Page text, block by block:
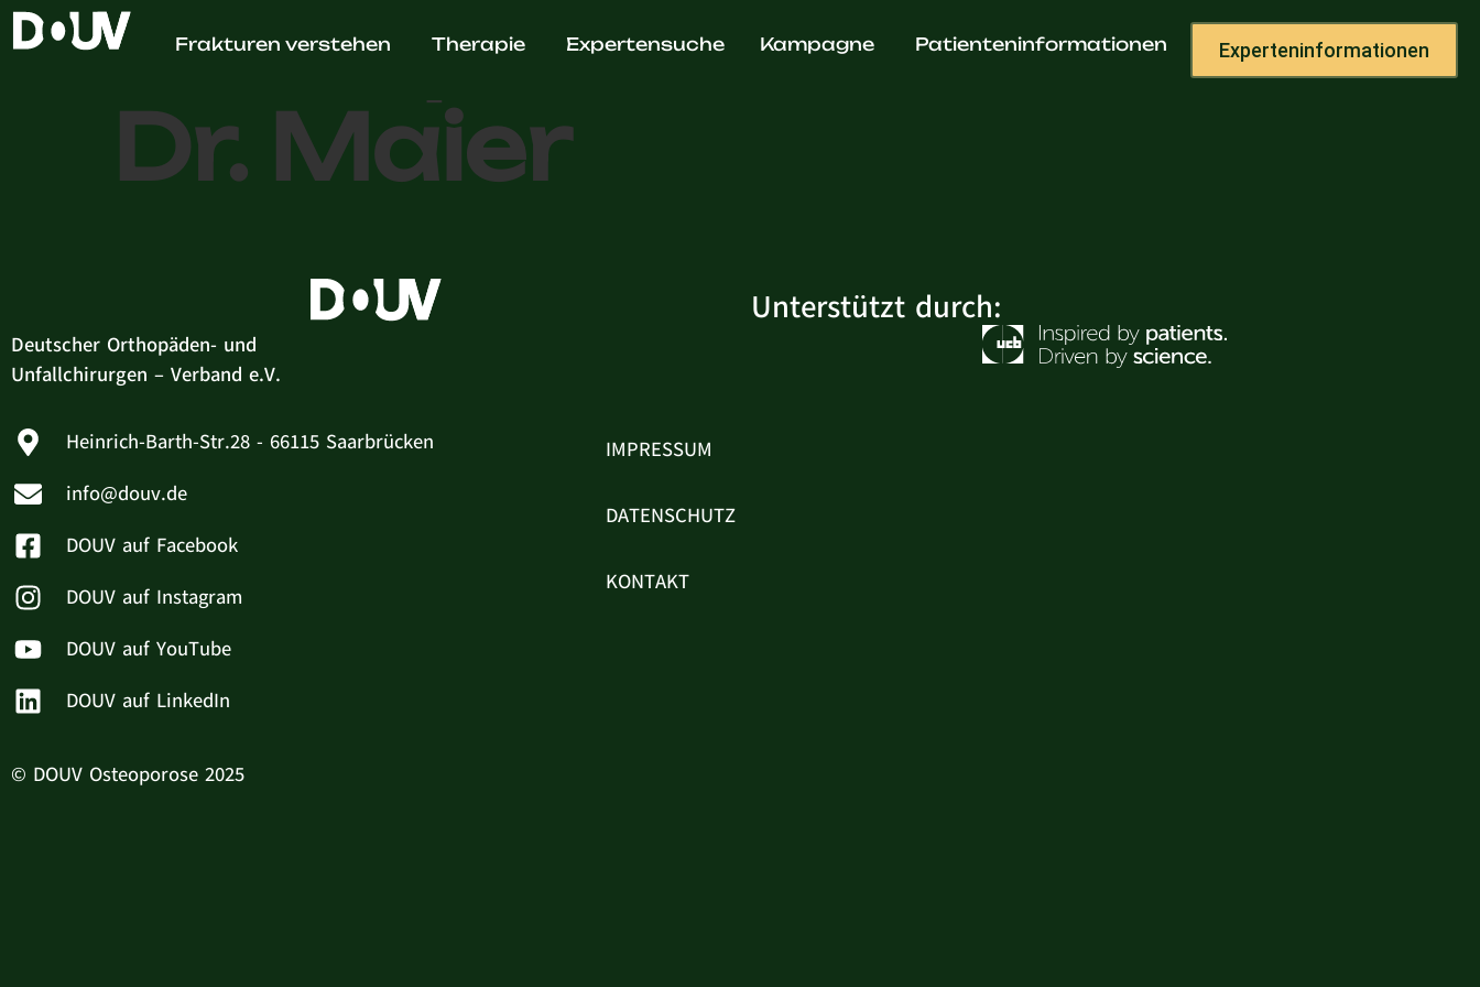
Frakturen verstehen Therapie Expertensuche Kampagne Patienteninformationen Experteninformationen
Orthopädische Praxis
Dr. Maier
Deutscher Orthopäden- und
Unfallchirurgen – Verband e.V.
Unterstützt durch:
Heinrich-Barth-Str.28 - 66115 Saarbrücken
info@douv.de
DOUV auf Facebook
DOUV auf Instagram
DOUV auf YouTube
DOUV auf LinkedIn
IMPRESSUM
DATENSCHUTZ
KONTAKT
© DOUV Osteoporose 2025